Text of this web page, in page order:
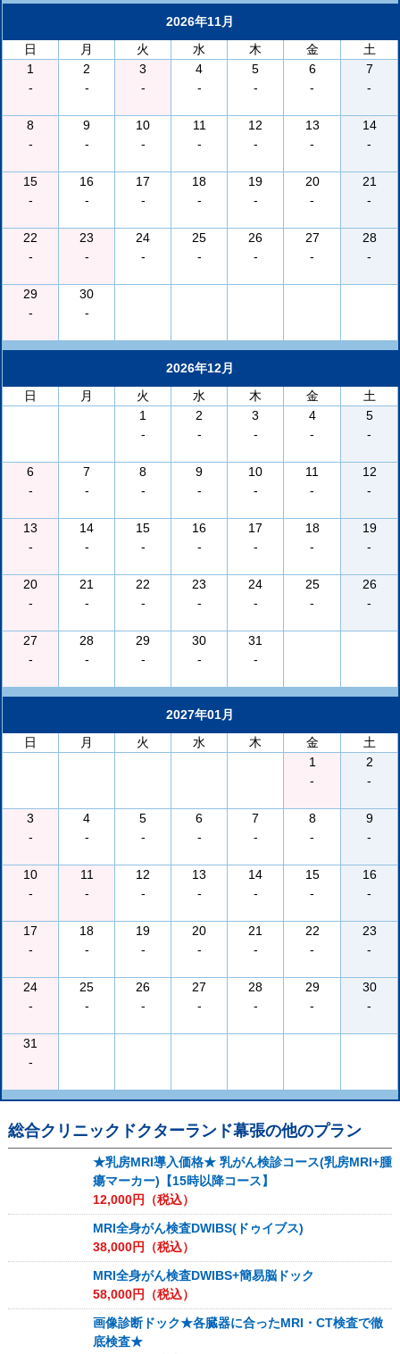
2026年11月
日
月 火 水 木 金
土
1
-
2
-
3
-
4
-
5
-
6
-
7
-
8
-
9
-
10
-
11
-
12
-
13
-
14
-
15
-
16
-
17
-
18
-
19
-
20
-
21
-
22
-
23
-
24
-
25
-
26
-
27
-
28
-
29
-
30
-
2026年12月
日
月 火 水 木 金
土
1
-
2
-
3
-
4
-
5
-
6
-
7
-
8
-
9
-
10
-
11
-
12
-
13
-
14
-
15
-
16
-
17
-
18
-
19
-
20
-
21
-
22
-
23
-
24
-
25
-
26
-
27
-
28
-
29
-
30
-
31
-
2027年01月
日
月 火 水 木 金
土
1
-
2
-
3
-
4
-
5
-
6
-
7
-
8
-
9
-
10
-
11
-
12
-
13
-
14
-
15
-
16
-
17
-
18
-
19
-
20
-
21
-
22
-
23
-
24
-
25
-
26
-
27
-
28
-
29
-
30
-
31
-
総合クリニックドクターランド幕張の他のプラン
★乳房MRI導入価格★ 乳がん検診コース(乳房MRI+腫
瘍マーカー)【15時以降コース】
12,000円（税込）
MRI全身がん検査DWIBS(ドゥイブス)
38,000円（税込）
MRI全身がん検査DWIBS+簡易脳ドック
58,000円（税込）
画像診断ドック★各臓器に合ったMRI・CT検査で徹
底検査★